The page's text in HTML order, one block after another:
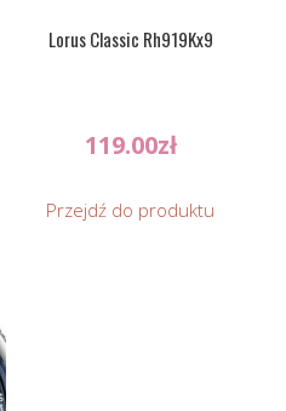
Lorus Classic Rh919Kx9
119.00zł
Przejdź do produktu